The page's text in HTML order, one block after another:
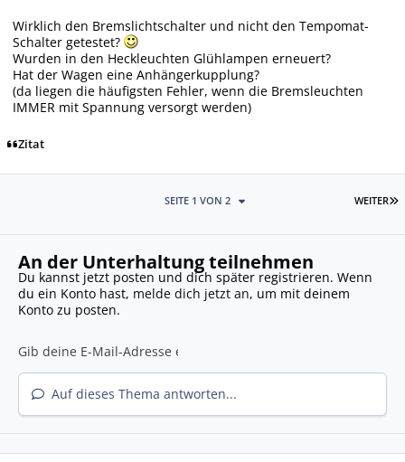
Wirklich den Bremslichtschalter und nicht den Tempomat-
Schalter getestet?
Wurden in den Heckleuchten Glühlampen erneuert?
Hat der Wagen eine Anhängerkupplung?
(da liegen die häufigsten Fehler, wenn die Bremsleuchten
IMMER mit Spannung versorgt werden)
Zitat
WEITER
SEITE 1 VON 2
An der Unterhaltung teilnehmen
Du kannst jetzt posten und dich später registrieren. Wenn
du ein Konto hast, melde dich jetzt an, um mit deinem
Konto zu posten.
Auf dieses Thema antworten...